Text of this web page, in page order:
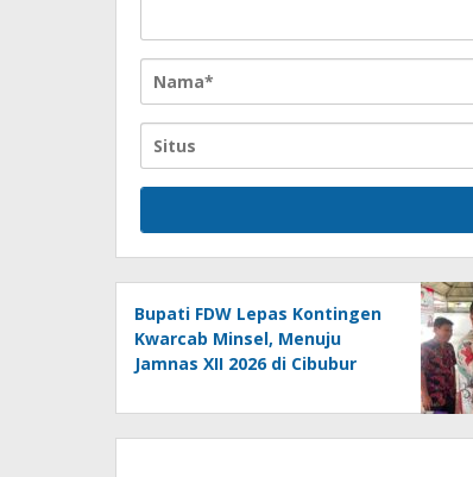
Bupati FDW Lepas Kontingen
Kwarcab Minsel, Menuju
Jamnas XII 2026 di Cibubur